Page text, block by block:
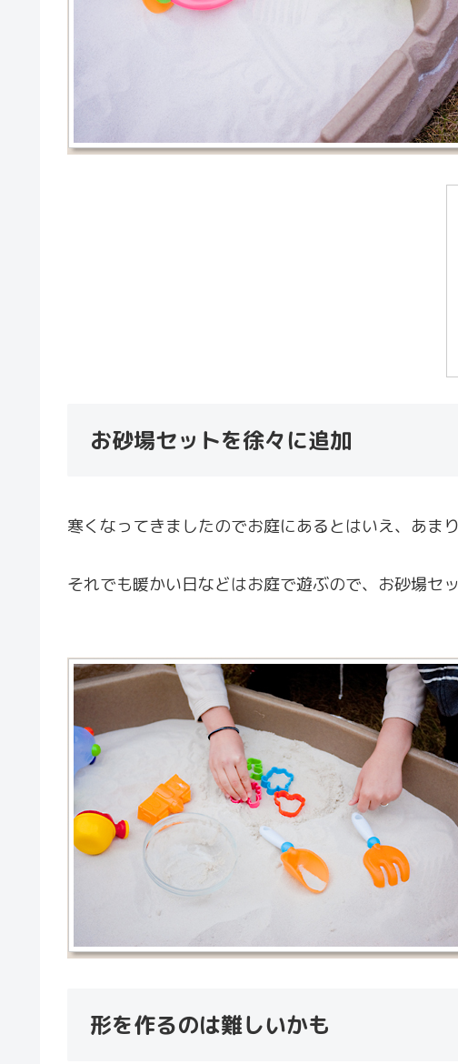
お砂場セットを徐々に追加
寒くなってきましたのでお庭にあるとはいえ、あま
それでも暖かい日などはお庭で遊ぶので、お砂場セ
形を作るのは難しいかも